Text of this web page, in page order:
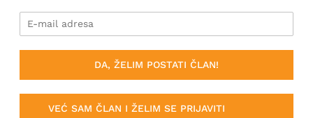
DA, ŽELIM POSTATI ČLAN!
VEĆ SAM ČLAN I ŽELIM SE PRIJAVITI